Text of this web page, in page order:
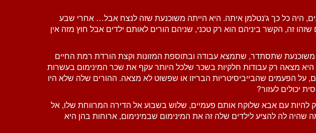
היה כל כך ג'נטלמן איתה. היא הייתה משוכנעת שזה לנצח אבל… אחרי שבע
זה, הקשר ביניהם הוא רק טכני, שניהם הורים לאותם ילדים אבל חוץ מזה אין
משוכנעת שתסתדר, שתמצא עבודה ובתוספת המזונות וקצת הורדת רמת החיים
מצאה רק עבודות חלקיות בשכר שלכל היותר עקף את שכר המינימום בעשרות
על הפעמים שהבייביסיטריות הבריזו או שפשוט לא מצאה. ההורים שלה שלא היו
יכולים לעזור?
עם אבא שלוקח אותם פעמיים, שלוש בשבוע אל הדירה המרווחת שלו, אל
שהיה לה להציע לילדים שלה זה את המינימום שבמינימום, ארוחות בהן היא